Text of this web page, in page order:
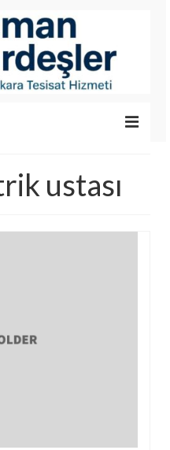
ustası